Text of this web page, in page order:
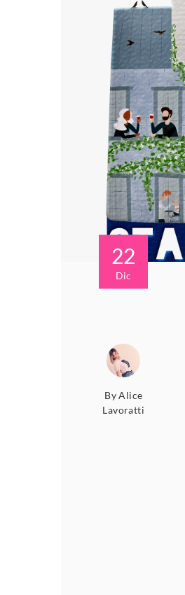
22
Dic
ByAlice
Lavoratti